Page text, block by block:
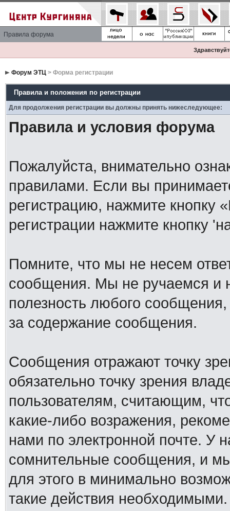
Правила форума
Форум ЭТЦ> Форма регистрации
Правила и положения по регистрации
Для продолжения регистрации вы должны принять нижеследующее:
Правила и условия форума
Пожалуйста, внимательно
правилами. Если вы
регистрацию, нажмите кнопку
регистрации нажмите кнопку
Помните, что мы не несем
сообщения. Мы не ручаемся и
полезность любого
за содержание сообщения.
Сообщения отражают точку
обязательно точку зрения
пользователям, считающим,
какие-либо возражения,
нами по электронной почте. У
сомнительные сообщения, и
для этого в минимально
такие действия необходимыми.